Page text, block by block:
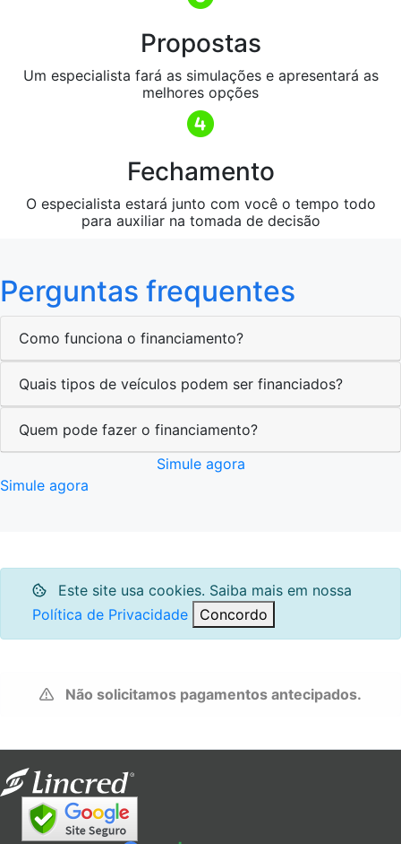
Propostas
Um especialista fará as simulações e apresentará as
melhores opções
Fechamento
O especialista estará junto com você o tempo todo
para auxiliar na tomada de decisão
Perguntas frequentes
Como funciona o financiamento?
Quais tipos de veículos podem ser financiados?
Quem pode fazer o financiamento?
Simule agora
Simule agora
Este site usa cookies. Saiba mais em nossa
Política de Privacidade
Concordo
Não solicitamos pagamentos antecipados.